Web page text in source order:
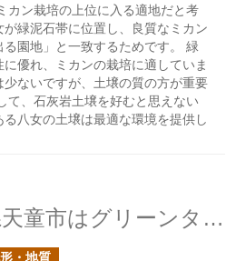
カン栽培の上位に入る適地だと考
緑泥石帯に位置し、良質なミカン
園地」と一致するためです。 緑
優れ、ミカンの栽培に適していま
ないですが、土壌の質の方が重要
て、石灰岩土壌を好むと思えない
八女の土壌は最適な環境を提供し
果物王国の山形県天童市はグリーンタフ帯に位置する
・地質